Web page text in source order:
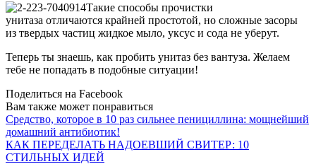
Такие способы прочистки
унитаза отличаются крайней простотой, но сложные засоры
из твердых частиц жидкое мыло, уксус и сода не уберут.
Теперь ты знаешь, как пробить унитаз без вантуза. Желаем
тебе не попадать в подобные ситуации!
Поделиться на Facebook
Вам также может понравиться
Средство, которое в 10 раз сильнее пенициллина: мощнейший
домашний антибиотик!
КАК ПЕРЕДЕЛАТЬ НАДОЕВШИЙ СВИТЕР: 10
СТИЛЬНЫХ ИДЕЙ